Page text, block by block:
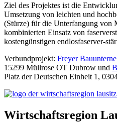
Ziel des Projektes ist die
Umsetzung von leichten und
(Stürze) für die Unterfangung von
kombinierten Einsatz von
kostengünstigen endlosfaserver-
Verbundprojekt: Freyer
15299 Müllrose OT Dubrow und
Platz der Deutschen Einheit 1,
Wirtschaftsregion